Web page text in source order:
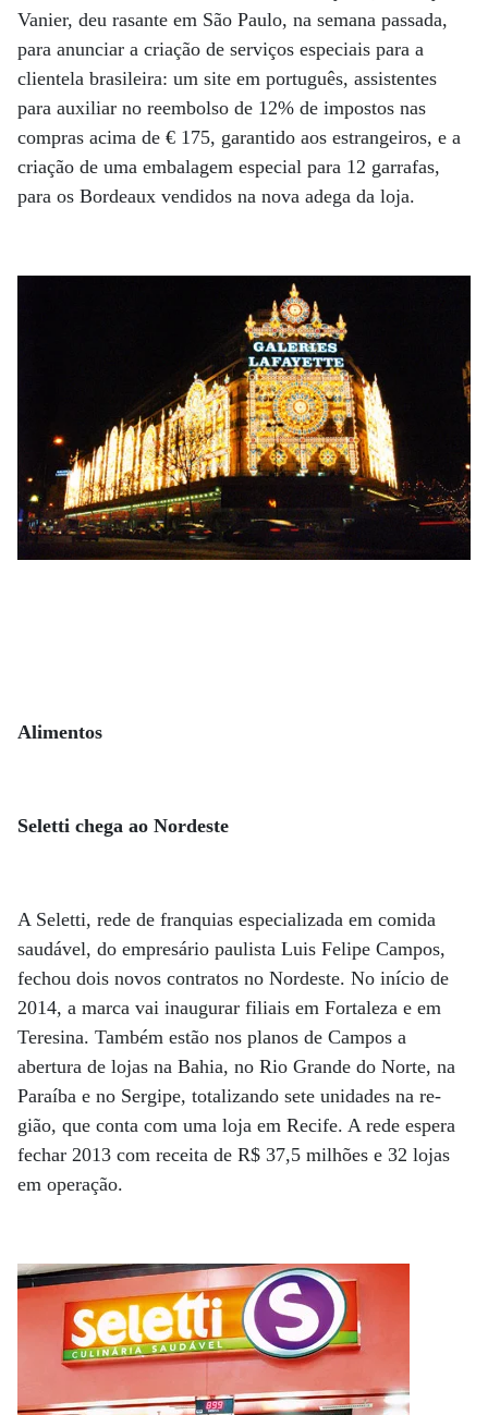
Vanier, deu rasante em São Paulo, na semana passada,
para anunciar a criação de serviços especiais para a
clientela brasileira: um site em português, assistentes
para auxiliar no reembolso de 12% de impostos nas
compras acima de € 175, garantido aos estrangeiros, e a
criação de uma embalagem especial para 12 garrafas,
para os Bordeaux vendidos na nova adega da loja.
Alimentos
Seletti chega ao Nordeste
A Seletti, rede de franquias especializada em comida
saudável, do empresário paulista Luis Felipe Campos,
fechou dois novos contratos no Nordeste. No início de
2014, a marca vai inaugurar filiais em Fortaleza e em
Teresina. Também estão nos planos de Campos a
abertura de lojas na Bahia, no Rio Grande do Nor­te, na
Paraíba e no Sergipe, totalizando sete unidades na re­­
gião, que conta com uma loja em Recife. A rede espera
fe­­char 2013 com receita de R$ 37,5 milhões e 32 lojas
em operação.